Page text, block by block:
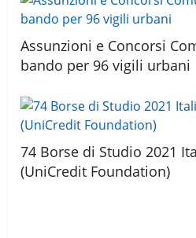
Assunzioni e Concorsi
bando per 96 vigili urbani
74 Borse di Studio 2021
(UniCredit Foundation)